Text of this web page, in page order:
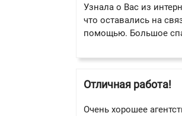
Узнала о Вас из
что оставались на
помощью. Большое
Отличная работа!
Очень хорошее